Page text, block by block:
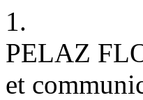
1.
PELAZ
et